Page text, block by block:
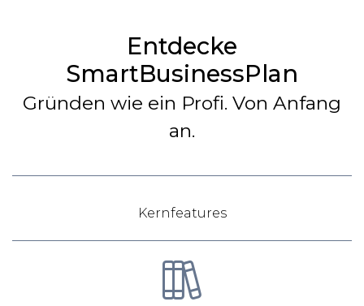
Entdecke
SmartBusinessPlan
Gründen wie ein Profi. Von Anfang
an.
Kernfeatures